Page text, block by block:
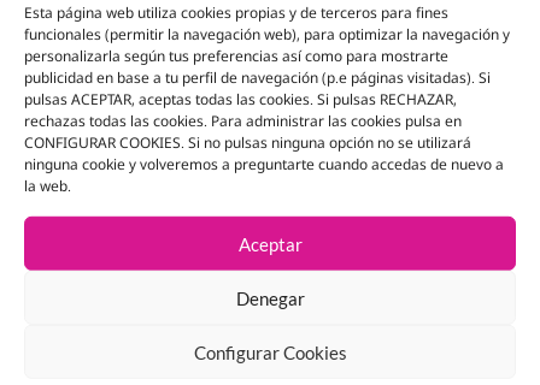
Esta página web utiliza cookies propias y de terceros para fines
funcionales (permitir la navegación web), para optimizar la navegación y
personalizarla según tus preferencias así como para mostrarte
publicidad en base a tu perfil de navegación (p.e páginas visitadas). Si
pulsas ACEPTAR, aceptas todas las cookies. Si pulsas RECHAZAR,
rechazas todas las cookies. Para administrar las cookies pulsa en
CONFIGURAR COOKIES. Si no pulsas ninguna opción no se utilizará
ninguna cookie y volveremos a preguntarte cuando accedas de nuevo a
la web.
Aceptar
Denegar
Configurar Cookies
Productos Relacionados